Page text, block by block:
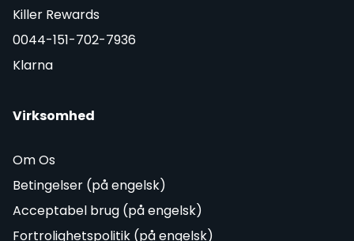
Killer Rewards
0044-151-702-7936
Klarna
Virksomhed
Om Os
Betingelser (på engelsk)
Acceptabel brug (på engelsk)
Fortrolighetspolitik (på engelsk)